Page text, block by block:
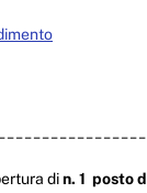
din. 1 posto